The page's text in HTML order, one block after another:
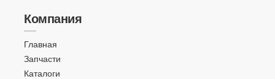
Компания
Главная
Запчасти
Каталоги